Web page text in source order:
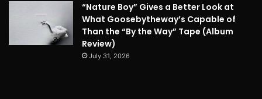
“Nature Boy” Gives a Better Look at
What Goosebytheway’s Capable of
Than the “By the Way” Tape (Album
Review)
July 31, 2026